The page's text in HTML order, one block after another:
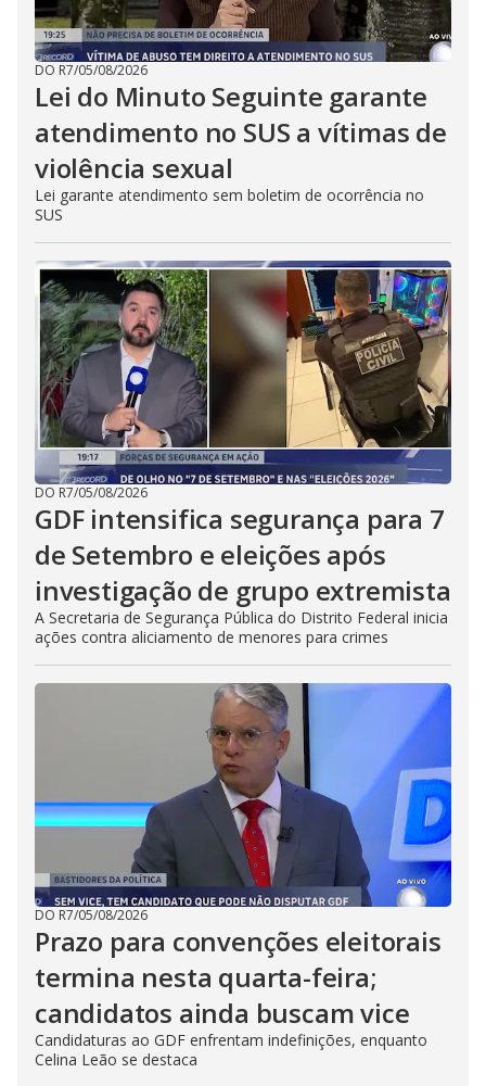
DO R7/05/08/2026
Lei do Minuto Seguinte garante
atendimento no SUS a vítimas de
violência sexual
Lei garante atendimento sem boletim de ocorrência no
SUS
DO R7/05/08/2026
GDF intensifica segurança para 7
de Setembro e eleições após
investigação de grupo extremista
A Secretaria de Segurança Pública do Distrito Federal inicia
ações contra aliciamento de menores para crimes
DO R7/05/08/2026
Prazo para convenções eleitorais
termina nesta quarta-feira;
candidatos ainda buscam vice
Candidaturas ao GDF enfrentam indefinições, enquanto
Celina Leão se destaca